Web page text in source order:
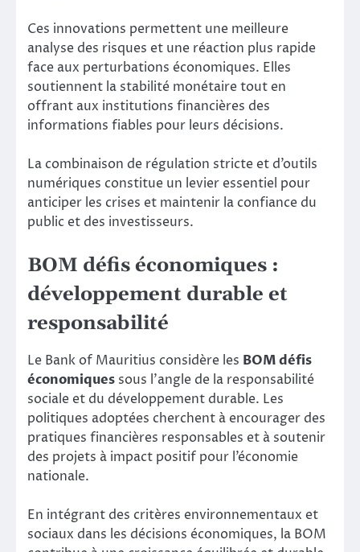
Ces innovations permettent une meilleure
analyse des risques et une réaction plus rapide
face aux perturbations économiques. Elles
soutiennent la stabilité monétaire tout en
offrant aux institutions financières des
informations fiables pour leurs décisions.
La combinaison de régulation stricte et d’outils
numériques constitue un levier essentiel pour
anticiper les crises et maintenir la confiance du
public et des investisseurs.
BOM défis économiques :
développement durable et
responsabilité
Le Bank of Mauritius considère les BOM défis
économiques sous l’angle de la responsabilité
sociale et du développement durable. Les
politiques adoptées cherchent à encourager des
pratiques financières responsables et à soutenir
des projets à impact positif pour l’économie
nationale.
En intégrant des critères environnementaux et
sociaux dans les décisions économiques, la BOM